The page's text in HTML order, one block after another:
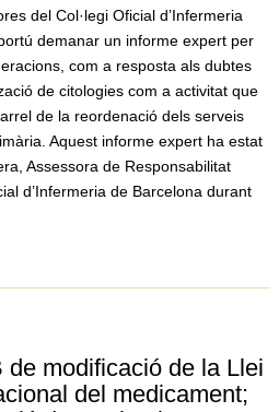
del Col·legi Oficial d’Infermeria
demanar un informe expert per
com a resposta als dubtes
de citologies com a activitat que
de la reordenació dels serveis
Aquest informe expert ha estat
Assessora de Responsabilitat
d’Infermeria de Barcelona durant
de modificació de la Llei
del medicament;